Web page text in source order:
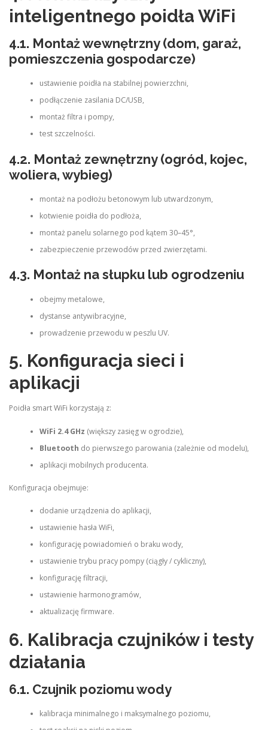
inteligentnego poidła WiFi
4.1. Montaż wewnętrzny (dom, garaż,
pomieszczenia gospodarcze)
ustawienie poidła na stabilnej powierzchni,
podłączenie zasilania DC/USB,
montaż filtra i pompy,
test szczelności.
4.2. Montaż zewnętrzny (ogród, kojec,
woliera, wybieg)
montaż na podłożu betonowym lub utwardzonym,
kotwienie poidła do podłoża,
montaż panelu solarnego pod kątem 30–45°,
zabezpieczenie przewodów przed zwierzętami.
4.3. Montaż na słupku lub ogrodzeniu
obejmy metalowe,
dystanse antywibracyjne,
prowadzenie przewodu w peszlu UV.
5. Konfiguracja sieci i
aplikacji
Poidła smart WiFi korzystają z:
WiFi 2.4 GHz (większy zasięg w ogrodzie),
Bluetooth do pierwszego parowania (zależnie od modelu),
aplikacji mobilnych producenta.
Konfiguracja obejmuje:
dodanie urządzenia do aplikacji,
ustawienie hasła WiFi,
konfigurację powiadomień o braku wody,
ustawienie trybu pracy pompy (ciągły / cykliczny),
konfigurację filtracji,
ustawienie harmonogramów,
aktualizację firmware.
6. Kalibracja czujników i testy
działania
6.1. Czujnik poziomu wody
kalibracja minimalnego i maksymalnego poziomu,